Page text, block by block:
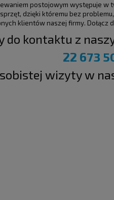
postojowym występuje
dzięki któremu bez
klientów naszej firmy. Dołącz
do kontaktu z
22 673
wizyty w